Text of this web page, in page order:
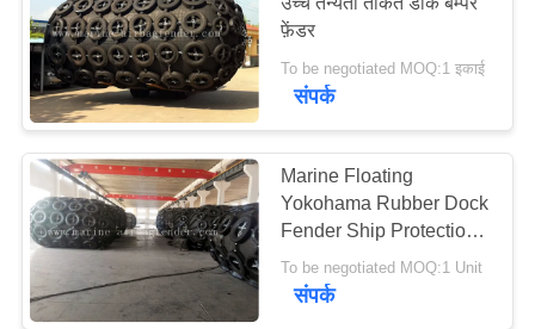
फ़ेंडर
To be negotiated MOQ:1 इकाई
संपर्क
Marine Floating
Yokohama Rubber Dock
Fender Ship Protection
Bumper
To be negotiated MOQ:1 Unit
संपर्क